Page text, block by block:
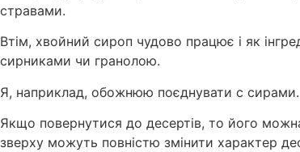
стравами.
Втім, хвойний сироп чудово працює і як
сирниками чи гранолою.
Я, наприклад, обожнюю поєднувати с сирами.
Якщо повернутися до десертів, то його
зверху можуть повністю змінити характер